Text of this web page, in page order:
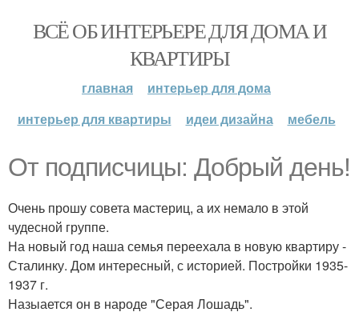
ВСЁ ОБ ИНТЕРЬЕРЕ ДЛЯ ДОМА И
КВАРТИРЫ
главная
интерьер для дома
интерьер для квартиры
идеи дизайна мебель
От подписчицы: Добрый день!
Очень прошу совета мастериц, а их немало в этой
чудесной группе.
На новый год наша семья переехала в новую квартиру -
Сталинку. Дом интересный, с историей. Постройки 1935-
1937 г.
Назыается он в народе "Серая Лошадь".